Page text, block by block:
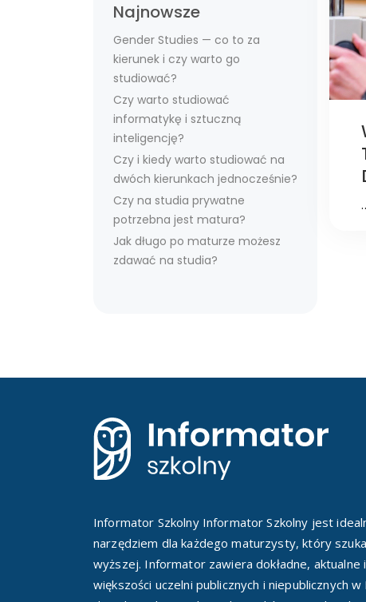
Najnowsze
Gender Studies — co to za
kierunek i czy warto go
studiować?
Czy warto studiować
informatykę i sztuczną
inteligencję?
Czy i kiedy warto studiować na
dwóch kierunkach jednocześnie?
Czy na studia prywatne
potrzebna jest matura?
Jak długo po maturze możesz
zdawać na studia?
Informator Szkolny Informator Szkolny jest
narzędziem dla każdego maturzysty, który
wyższej. Informator zawiera dokładne, aktualne
większości uczelni publicznych i niepublicznych